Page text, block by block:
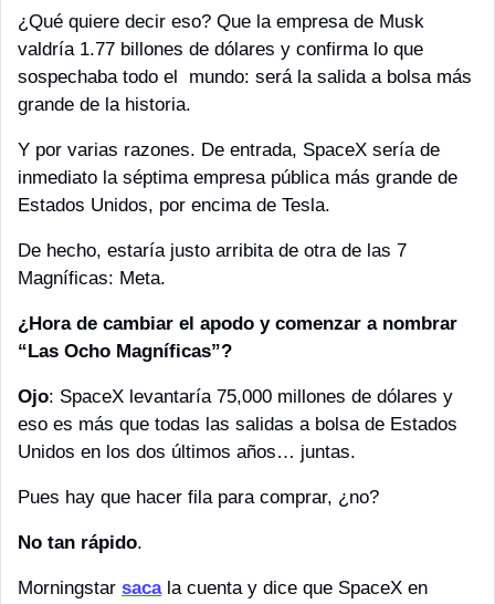
¿Qué quiere decir eso? Que la empresa de Musk
valdría 1.77 billones de dólares y confirma lo que
sospechaba todo el  mundo: será la salida a bolsa más
grande de la historia.
Y por varias razones. De entrada, SpaceX sería de
inmediato la séptima empresa pública más grande de
Estados Unidos, por encima de Tesla.
De hecho, estaría justo arribita de otra de las 7
Magníficas: Meta.
¿Hora de cambiar el apodo y comenzar a nombrar
“Las Ocho Magníficas”?
Ojo: SpaceX levantaría 75,000 millones de dólares y
eso es más que todas las salidas a bolsa de Estados
Unidos en los dos últimos años… juntas.
Pues hay que hacer fila para comprar, ¿no?
No tan rápido.
Morningstar saca la cuenta y dice que SpaceX en